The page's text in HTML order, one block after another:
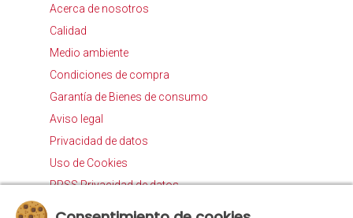
Acerca de nosotros
Calidad
Medio ambiente
Condiciones de compra
Garantía de Bienes de consumo
Aviso legal
Privacidad de datos
Uso de Cookies
RRSS Privacidad de datos
Procedimiento Canal de Denuncias